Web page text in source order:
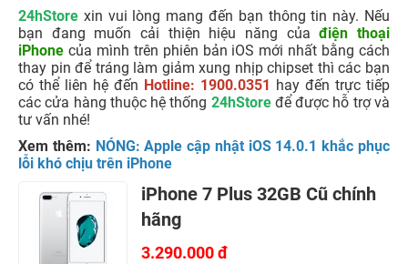
24hStore xin vui lòng mang đến bạn thông tin này. Nếu
bạn đang muốn cải thiện hiệu năng củađiện thoại
iPhone của mình trên phiên bản iOS mới nhất bằng cách
thay pin để tráng làm giảm xung nhịp chipset thì các bạn
có thể liên hệ đến Hotline: 1900.0351 hay đến trực tiếp
các cửa hàng thuộc hệ thống 24hStoređể được hỗ trợ và
tư vấn nhé!
Xem thêm: NÓNG: Apple cập nhật iOS 14.0.1 khắc phục
lỗi khó chịu trên iPhone
iPhone 7 Plus 32GB Cũ chính
hãng
3.290.000 đ